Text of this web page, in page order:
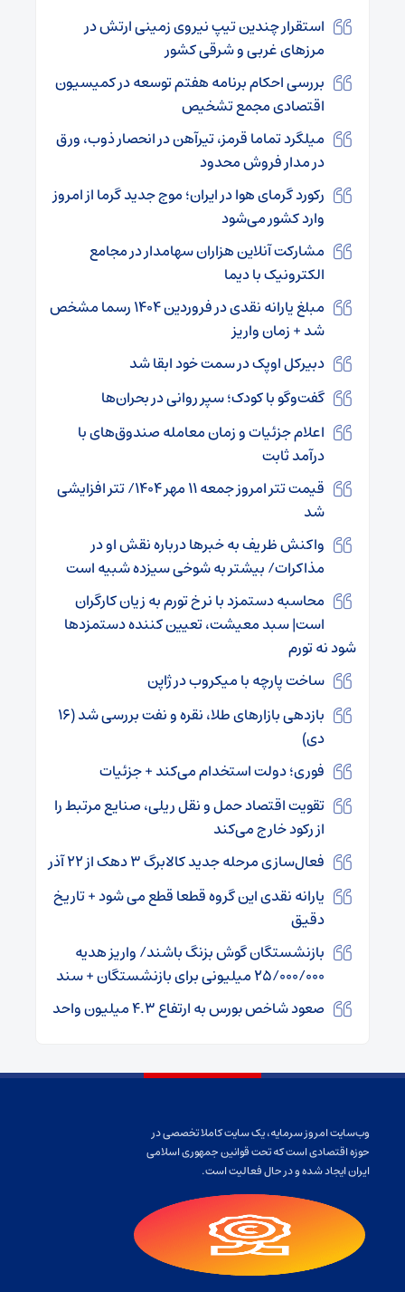
استقرار چندین تیپ نیروی زمینی ارتش در
مرزهای غربی و شرقی کشور
بررسی احکام برنامه هفتم توسعه در کمیسیون
اقتصادی مجمع تشخیص
میلگرد تماما قرمز، تیرآهن در انحصار ذوب، ورق
در مدار فروش محدود
رکورد گرمای هوا در ایران؛ موج جدید گرما از امروز
وارد کشور می‌شود
مشارکت آنلاین هزاران سهامدار در مجامع
الکترونیک با دیما
مبلغ یارانه نقدی در فروردین ۱۴۰۴ رسما مشخص
شد + زمان واریز
دبیرکل اوپک در سمت خود ابقا شد
گفت‌وگو با کودک؛ سپر روانی در بحران‌ها
اعلام جزئیات و زمان معامله صندوق‌های با
درآمد ثابت
قیمت تتر امروز جمعه ۱۱ مهر ۱۴۰۴/ تتر افزایشی
شد
واکنش ظریف به خبرها درباره نقش او در
مذاکرات/ بیشتر به شوخی سیزده شبیه است
محاسبه دستمزد با نرخ تورم به زیان کارگران
است| سبد معیشت، تعیین کننده دستمزدها
شود نه تورم
ساخت پارچه با میکروب‌ در ژاپن
بازدهی بازارهای طلا، نقره و نفت بررسی شد (۱۶
دی)
فوری؛ دولت استخدام می‌کند + جزئیات
تقویت اقتصاد حمل و نقل ریلی، صنایع مرتبط را
از رکود خارج می‌کند
فعال‌سازی مرحله جدید کالابرگ ۳ دهک از ۲۲ آذر
یارانه نقدی این گروه قطعا قطع می شود + تاریخ
دقیق
بازنشستگان گوش بزنگ باشند/ واریز هدیه
۲۵/۰۰۰/۰۰۰ میلیونی برای بازنشستگان + سند
صعود شاخص بورس به ارتفاع ۴.۳ میلیون واحد
وب‌سایت امروز سرمایه، یک سایت کاملا تخصصی در
حوزه اقتصادی است که تحت قوانین جمهوری اسلامی
ایران ایجاد شده و در حال فعالیت است.